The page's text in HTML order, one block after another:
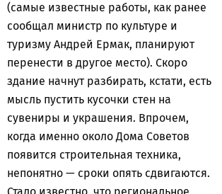
(самые известные работы, как ранее
сообщал министр по культуре и
туризму Андрей Ермак, планируют
перенести в другое место). Скоро
здание начнут разбирать, кстати, есть
мысль пустить кусочки стен на
сувениры и украшения. Впрочем,
когда именно около Дома Советов
появится строительная техника,
непонятно — сроки опять сдвигаются.